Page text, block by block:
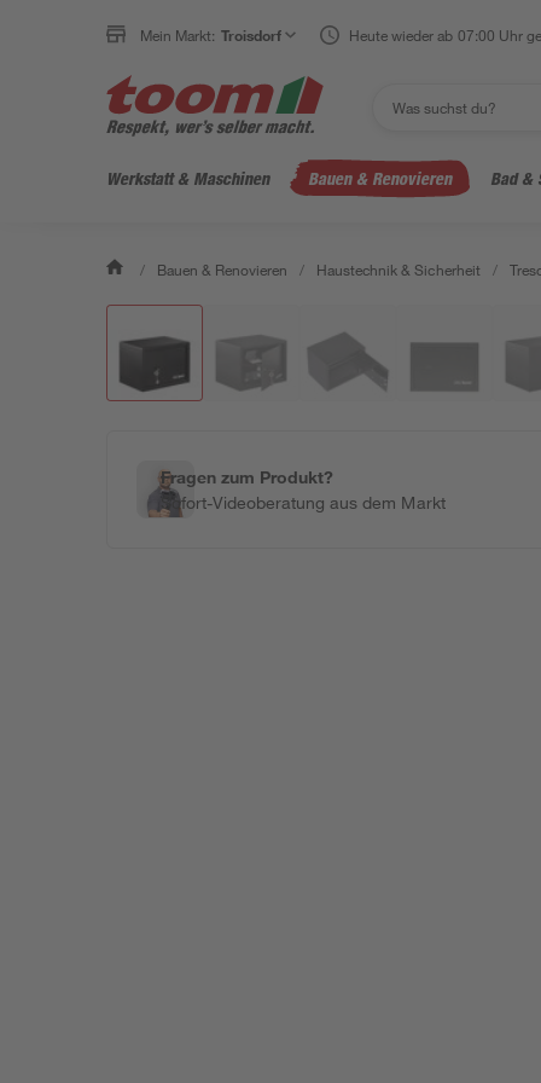
Mein Markt: Troisdorf Heute wieder ab 07:00 Uhr
Werkstatt & Maschinen Bauen & Renovieren Bad &
/ Bauen & Renovieren / Haustechnik & Sicherheit /
Fragen zum Produkt?
Sofort-Videoberatung aus dem Markt